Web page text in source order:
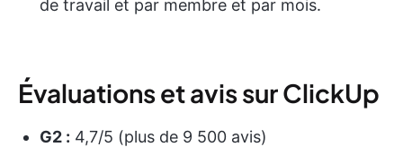
de travail et par membre et par mois.
Évaluations et avis sur ClickUp
G2 : 4,7/5 (plus de 9 500 avis)